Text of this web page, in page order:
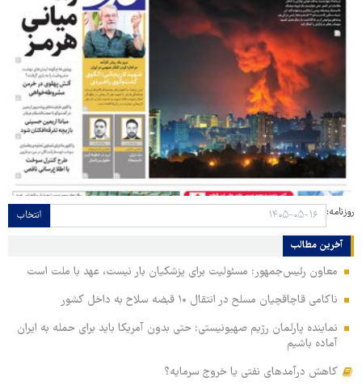
روزنامه: انتخاب
آخرین مطالب
معاون رئیس‌جمهور: مسئولیت برای پزشکیان بار نیست، عهد با ملت است
ناکامی قاچاقچیان مسلح در انتقال ۱۰ قبضه سلاح به داخل کشور
نماینده پارلمان رژیم صهیونیستی: حتی بدون آمریکا باید برای حمله به ایران
آماده باشیم
کاهش درآمدهای نفتی یا خروج سرمایه؟